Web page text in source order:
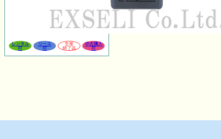
レンタル
可
リース
可
生産
終了品
中古購入
可